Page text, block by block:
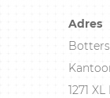
Adres
1271